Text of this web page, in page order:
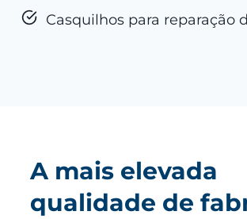
Casquilhos para reparação
A mais elevada
qualidade de